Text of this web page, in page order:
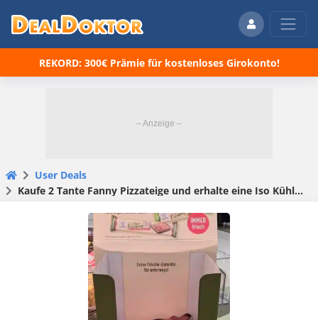
REKORD: 300€ Prämie für kostenloses Girokonto!
User Deals
Kaufe 2 Tante Fanny Pizzateige und erhalte eine Iso Kühltasche gratis dazu